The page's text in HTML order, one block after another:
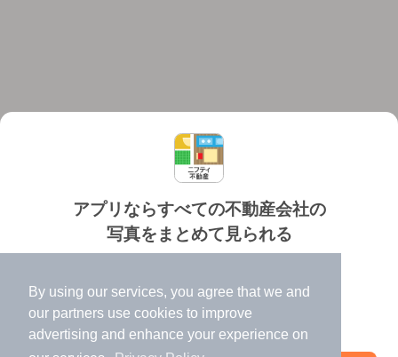
By using our services, you agree that we and
our partners use cookies to improve
advertising and enhance your experience on
アプリならすべての不動産会社の
写真をまとめて見られる
✔️
高速表示で似た物件も見つけやすい
✔️
便利な通知機能も充実
個人情報保護ポリシー 利用規約